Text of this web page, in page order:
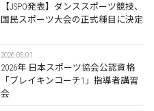
【JSPO発表】ダンススポーツ競技、
国民スポーツ大会の正式種目に決定
2026.05.01
2026年 日本スポーツ協会公認資格
「ブレイキンコーチ1」指導者講習
会